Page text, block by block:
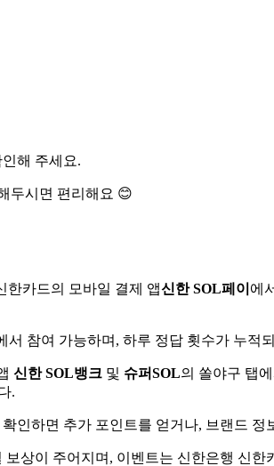
해 주세요.
두시면 편리해요 😊
한카드의 모바일 결제 앱신한 SOL페이 에
서 참여 가능하며, 하루 정답 횟수가 누적
신한 SOL뱅크 및 슈퍼SOL의 쏠야구 탭
.
인하면 추가 포인트를 얻거나, 브랜드
상이 주어지며, 이벤트는 신한은행 신한